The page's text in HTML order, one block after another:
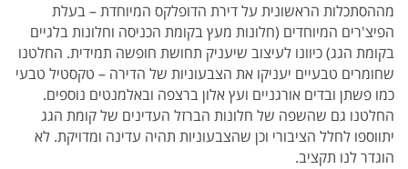
מההסתכלות הראשונית על דירת הדופלקס המיוחדת – בעלת
הפיצ'רים המיוחדים (חלונות מעץ בקומת הכניסה וחלונות בלגיים
בקומת הגג) כיוונו לעיצוב שיעניק תחושת חופשה תמידית. החלטנו
שחומרים טבעיים יעניקו את הצבעוניות של הדירה – טקסטיל טבעי
כמו פשתן ובדים אורגניים ועץ אלון ברצפה ובאלמנטים נוספים.
החלטנו גם שהשפה של חלונות הברזל העדינים של קומת הגג
יתווספו לחלל הציבורי וכן שהצבעוניות תהיה עדינה ומדויקת. לא
הוגדר לנו תקציב.